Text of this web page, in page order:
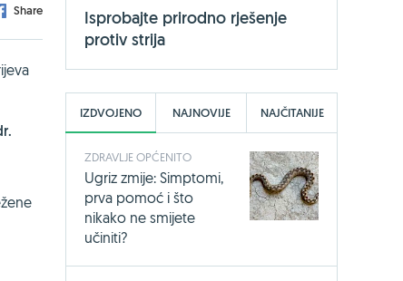
Share
Isprobajte prirodno rješenje
protiv strija
IZDVOJENO NAJNOVIJE NAJČITANIJE
ZDRAVLJE OPĆENITO
Ugriz zmije: Simptomi,
prva pomoć i što
nikako ne smijete
učiniti?